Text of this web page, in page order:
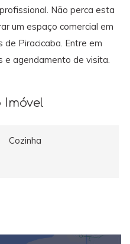
Não perca esta
um espaço comercial em
Piracicaba. Entre em
e agendamento de visita.
Cozinha